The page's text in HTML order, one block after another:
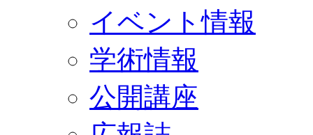
イベント情報
学術情報
公開講座